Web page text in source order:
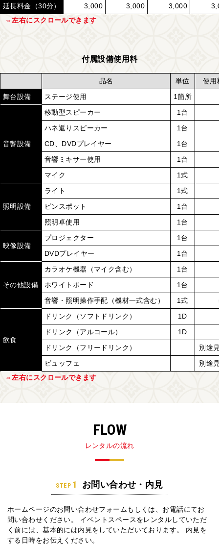
延長料金（30分） 3,000 3,000 3,000
付属設備使用料
品名 単位
使用
舞台設備
ステージ使用 1箇所
音響設備
移動型スピーカー
1台
ハネ返りスピーカー
1台
CD、DVDプレイヤー
1台
音響ミキサー使用
1台
マイク
1式
照明設備
ライト
1式
ピンスポット
1台
照明卓使用
1台
映像設備
プロジェクター
1台
DVDプレイヤー
1台
その他設備
カラオケ機器（マイク含む）
1台
ホワイトボード
1台
音響・照明操作手配（機材一式含む）
1式
飲食
ドリンク（ソフトドリンク）
1D
ドリンク（アルコール）
1D
ドリンク（フリードリンク）
別途
ビュッフェ
別途
FLOW
レンタルの流れ
STEP 1 お問い合わせ・内見
ホームページのお問い合わせフォームもしくは、お電話にてお
問い合わせください。
イベントスペースをレンタルしていただ
く前には、基本的には内見をしていただいております。
内見を
する日時をお伝えください。